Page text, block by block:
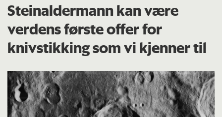
Steinaldermann kan være
verdens første offer for
knivstikking som vi kjenner til